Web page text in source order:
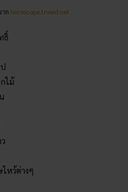
ากhoroscope.trueid.net
ม้